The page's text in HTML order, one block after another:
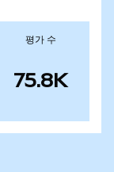
평가 수
75.8K